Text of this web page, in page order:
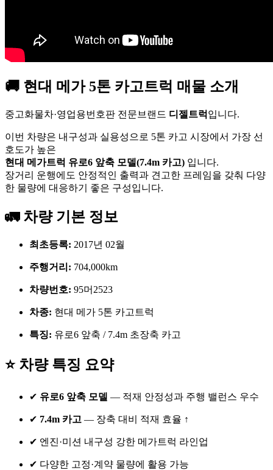
🚚 현대 메가 5톤 카고트럭 매물 소개
중고화물차·영업용번호판 전문브랜드 디젤트럭 입니다.
이번 차량은 내구성과 실용성으로 5톤 카고 시장에서 가장 선
호도가 높은
현대 메가트럭 유로6 앞축 모델(7.4m 카고) 입니다.
장거리 운행에도 안정적인 출력과 견고한 프레임을 갖춰 다양
한 물량에 대응하기 좋은 구성입니다.
🚛 차량 기본 정보
최초등록: 2017년 02월
주행거리: 704,000km
차량번호: 95머2523
차종: 현대 메가 5톤 카고트럭
특징: 유로6 앞축 / 7.4m 초장축 카고
⭐ 차량 특징 요약
✔ 유로6 앞축 모델 — 적재 안정성과 주행 밸런스 우수
✔ 7.4m 카고 — 장축 대비 적재 효율 ↑
✔ 엔진·미션 내구성 강한 메가트럭 라인업
✔ 다양한 고정·계약 물량에 활용 가능